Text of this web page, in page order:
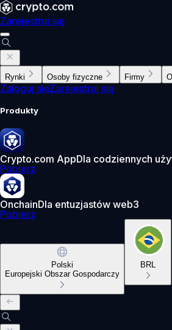
Zarejestruj się
Rynki Osoby fizyczne Firmy
Zaloguj sięZarejestruj się
Produkty
Crypto.com AppDla codziennych
Pobierz
OnchainDla entuzjastów web3
Pobierz
Polski
Europejski Obszar Gospodarczy
BRL